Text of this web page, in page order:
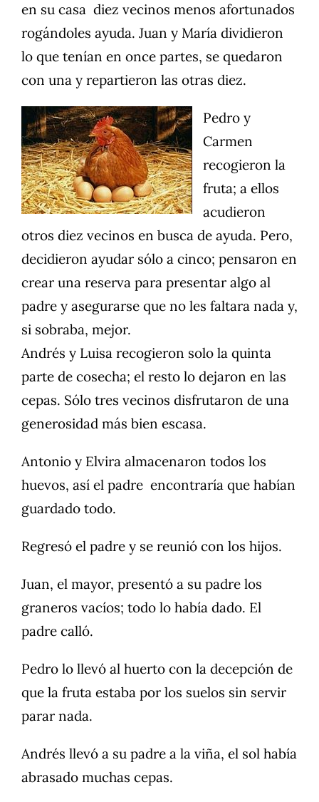
en su casa diez vecinos menos afortunados
rogándoles ayuda. Juan y María dividieron
lo que tenían en once partes, se quedaron
con una y repartieron las otras diez.
Pedro y
Carmen
recogieron la
fruta; a ellos
acudieron
otros diez vecinos en busca de ayuda. Pero,
decidieron ayudar sólo a cinco; pensaron en
crear una reserva para presentar algo al
padre y asegurarse que no les faltara nada y,
si sobraba, mejor.
Andrés y Luisa recogieron solo la quinta
parte de cosecha; el resto lo dejaron en las
cepas. Sólo tres vecinos disfrutaron de una
generosidad más bien escasa.
Antonio y Elvira almacenaron todos los
huevos, así el padre encontraría que habían
guardado todo.
Regresó el padre y se reunió con los hijos.
Juan, el mayor, presentó a su padre los
graneros vacíos; todo lo había dado. El
padre calló.
Pedro lo llevó al huerto con la decepción de
que la fruta estaba por los suelos sin servir
parar nada.
Andrés llevó a su padre a la viña, el sol había
abrasado muchas cepas.